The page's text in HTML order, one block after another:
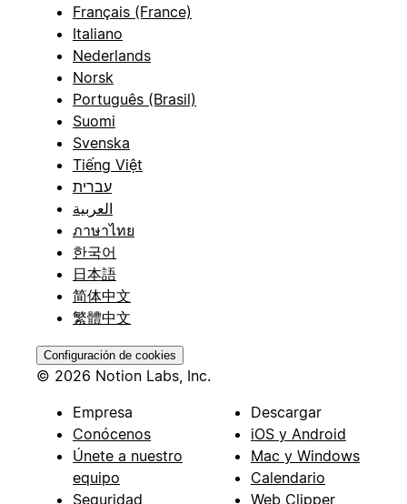
Français (France)
Italiano
Nederlands
Norsk
Português (Brasil)
Suomi
Svenska
Tiếng Việt
עברית
العربية
ภาษาไทย
한국어
日本語
简体中文
繁體中文
Configuración de cookies
© 2026 Notion Labs, Inc.
Empresa
Conócenos
Únete a nuestro
equipo
Seguridad
Descargar
iOS y Android
Mac y Windows
Calendario
Web Clipper